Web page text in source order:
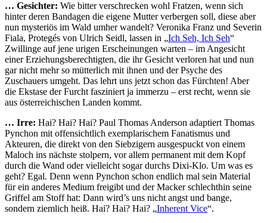
… Gesichter: Wie bitter verschrecken wohl Fratzen, wenn sich
hinter deren Bandagen die eigene Mutter verbergen soll, diese aber
nun mysteriös im Wald umher wandelt? Veronika Franz und Severin
Fiala, Protegés von Ulrich Seidl, lassen in „Ich Seh, Ich Seh“
Zwillinge auf jene urigen Erscheinungen warten – im Angesicht
einer Erziehungsberechtigten, die ihr Gesicht verloren hat und nun
gar nicht mehr so mütterlich mit ihnen und der Psyche des
Zuschauers umgeht. Das lehrt uns jetzt schon das Fürchten! Aber
die Ekstase der Furcht fasziniert ja immerzu – erst recht, wenn sie
aus österreichischen Landen kommt.
… Irre: Hai? Hai? Hai? Paul Thomas Anderson adaptiert Thomas
Pynchon mit offensichtlich exemplarischem Fanatismus und
Akteuren, die direkt von den Siebzigern ausgespuckt von einem
Maloch ins nächste stolpern, vor allem permanent mit dem Kopf
durch die Wand oder vielleicht sogar durchs Dixi-Klo. Um was es
geht? Egal. Denn wenn Pynchon schon endlich mal sein Material
für ein anderes Medium freigibt und der Macker schlechthin seine
Griffel am Stoff hat: Dann wird’s uns nicht angst und bange,
sondern ziemlich heiß. Hai? Hai? Hai? „Inherent Vice“.